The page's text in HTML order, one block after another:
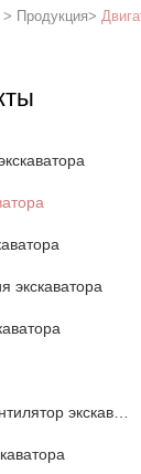
> Продукция>
экскаватора